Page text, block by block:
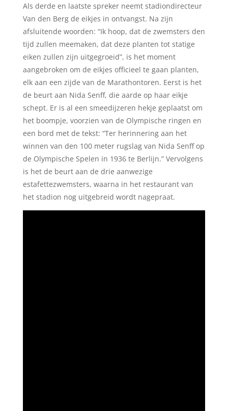
Als derde en laatste spreker neemt stadiondirecteur
Van den Berg de eikjes in ontvangst. Na zijn
afsluitende woorden: “Ik hoop, dat de zwemsters den
tijd zullen meemaken, dat deze planten tot statige
eiken zullen zijn uitgegroeid”, is het moment
aangebroken om de eikjes officieel te gaan planten,
elk aan een zijde van de Marathontoren. Eerst is het
de beurt aan Nida Senff, die aarde op haar eikje
schept. Er is al een smeedijzeren hekje geplaatst om
het boompje, voorzien van de Olympische ringen en
een bord met de tekst: “Ter herinnering aan het
winnen van den 100 meter rugslag van Nida Senff op
de Olympische Spelen in 1936 te Berlijn.” Vervolgens
is het de beurt aan de drie aanwezige
estafettezwemsters, waarna in het restaurant van
het stadion nog uitgebreid wordt nagepraat.